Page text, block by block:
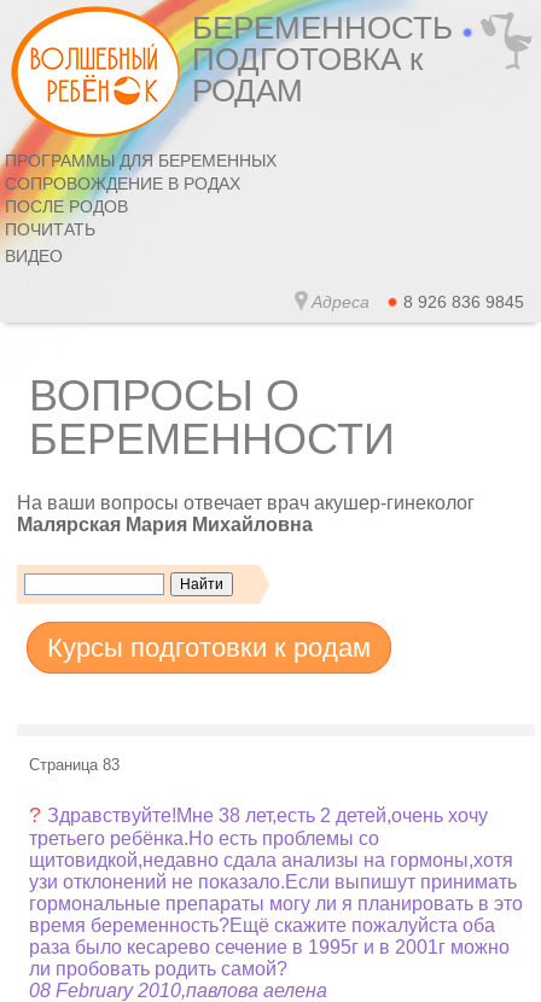
БЕРЕМЕННОСТЬ
ПОДГОТОВКА к
РОДАМ
ПРОГРАММЫ ДЛЯ БЕРЕМЕННЫХ
СОПРОВОЖДЕНИЕ В РОДАХ
ПОСЛЕ РОДОВ
ПОЧИТАТЬ
ВИДЕО
Адреса 8 926 836 9845
ВОПРОСЫ О
БЕРЕМЕННОСТИ
На ваши вопросы отвечает врач акушер-гинеколог
Малярская Мария Михайловна
Курсы подготовки к родам
Страница 83
? Здравствуйте!Мне 38 лет,есть 2 детей,очень хочу
третьего ребёнка.Но есть проблемы со
щитовидкой,недавно сдала анализы на гормоны,хотя
узи отклонений не показало.Если выпишут принимать
гормональные препараты могу ли я планировать в это
время беременность?Ещё скажите пожалуйста оба
раза было кесарево сечение в 1995г и в 2001г можно
ли пробовать родить самой?
08 February 2010,павлова aелена